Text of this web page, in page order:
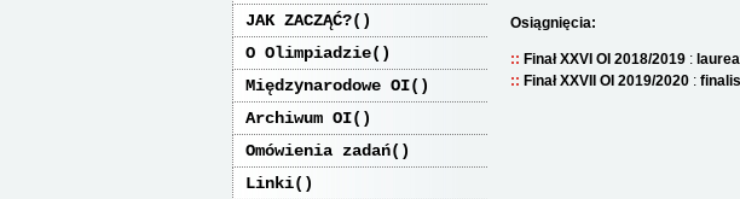
JAK ZACZĄĆ?
O Olimpiadzie
Międzynarodowe OI
Archiwum OI
Omówienia zadań
Linki
Osiągnięcia:
Finał XXVI OI 2018/2019 :
Finał XXVII OI 2019/2020 :